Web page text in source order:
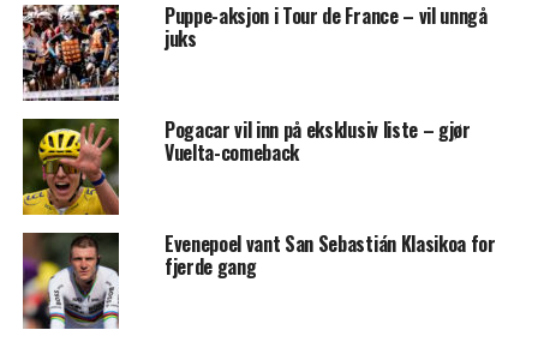
Puppe-aksjon i Tour de France – vil unngå
juks
Pogacar vil inn på eksklusiv liste – gjør
Vuelta-comeback
Evenepoel vant San Sebastián Klasikoa for
fjerde gang